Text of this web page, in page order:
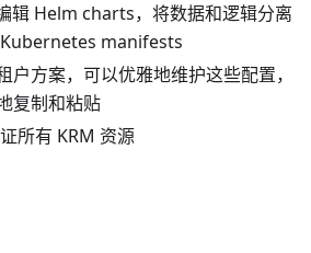
辑 Helm charts，将数据和逻辑分离
manifests
户方案，可以优雅地维护这些配置，
复制和粘贴
所有 KRM 资源